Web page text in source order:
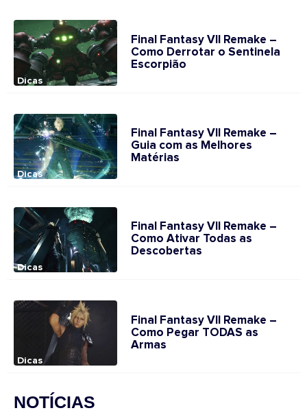
Dicas
Final Fantasy VII Remake –
Como Derrotar o Sentinela
Escorpião
Dicas
Final Fantasy VII Remake –
Guia com as Melhores
Matérias
Dicas
Final Fantasy VII Remake –
Como Ativar Todas as
Descobertas
Dicas
Final Fantasy VII Remake –
Como Pegar TODAS as
Armas
NOTÍCIAS